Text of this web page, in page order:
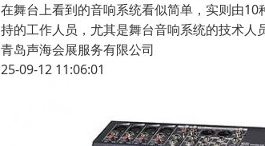
在舞台上看到的音响系统看似简单，实则由
持的工作人员，尤其是舞台音响系统的技术
青岛声海会展服务有限公司
25-09-12 11:06:01